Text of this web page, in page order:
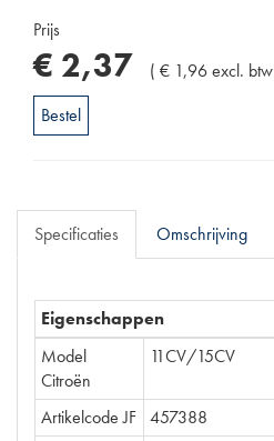
Prijs
€ 2,37 ( € 1,96excl. btw
Bestel
Specificaties Omschrijving
Eigenschappen
Model
Citroën
11CV/15CV
Artikelcode JF 457388